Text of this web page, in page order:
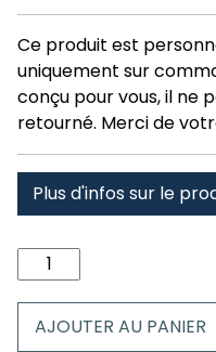
Ce produit est
uniquement sur
conçu pour vous, il ne
retourné. Merci de
Plus d'infos sur le
quantité
de
Peluche
Renne
AJOUTER AU PANIER